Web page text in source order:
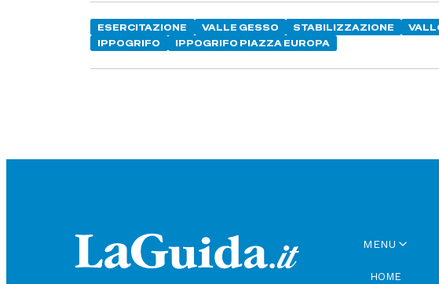
ESERCITAZIONE VALLE GESSO STABILIZZAZIONE
IPPOGRIFO
IPPOGRIFO PIAZZA EUROPA
MENU
HOME